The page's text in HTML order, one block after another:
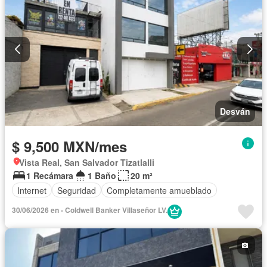
Desván
$ 9,500 MXN/mes
Vista Real, San Salvador Tizatlalli
1 Recámara
1 Baño
20 m²
Internet
Seguridad Completamente amueblado
30/06/2026 en - Coldwell Banker Villaseñor LV.